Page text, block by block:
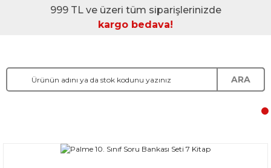
999 TL ve üzeri tüm siparişlerinizde
kargo bedava!
ARA